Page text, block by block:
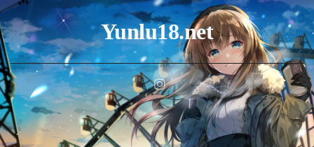
Skip
to
content
Yunlu18.net